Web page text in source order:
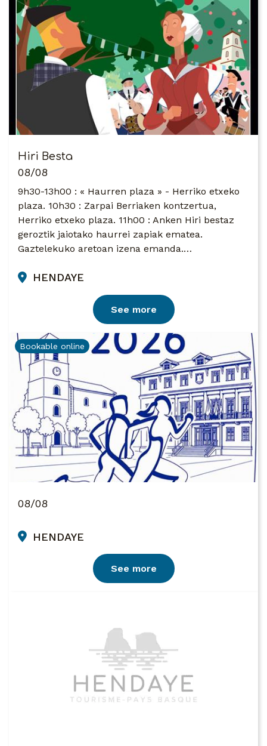
Hiri Besta
08/08
9h30-13h00 : « Haurren plaza » - Herriko etxeko
plaza. 10h30 : Zarpai Berriaken kontzertua,
Herriko etxeko plaza. 11h00 : Anken Hiri bestaz
geroztik jaiotako haurrei zapiak ematea.
Gaztelekuko aretoan izena emanda.…
HENDAYE
See more
Bookable online
08/08
HENDAYE
See more